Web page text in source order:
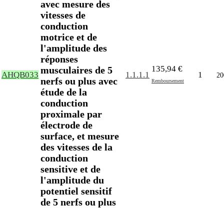
AHQB033
avec mesure des
vitesses de
conduction
motrice et de
l'amplitude des
réponses
musculaires de 5
nerfs ou plus avec
étude de la
conduction
proximale par
électrode de
surface, et mesure
des vitesses de la
conduction
sensitive et de
l'amplitude du
potentiel sensitif
de 5 nerfs ou plus
1.1.1.1
135,94 €
Remboursement
1